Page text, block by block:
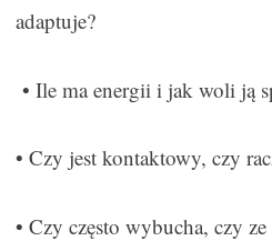
adaptuje?
• Ile ma energii i jak woli ją
• Czy jest kontaktowy, czy
• Czy często wybucha, czy